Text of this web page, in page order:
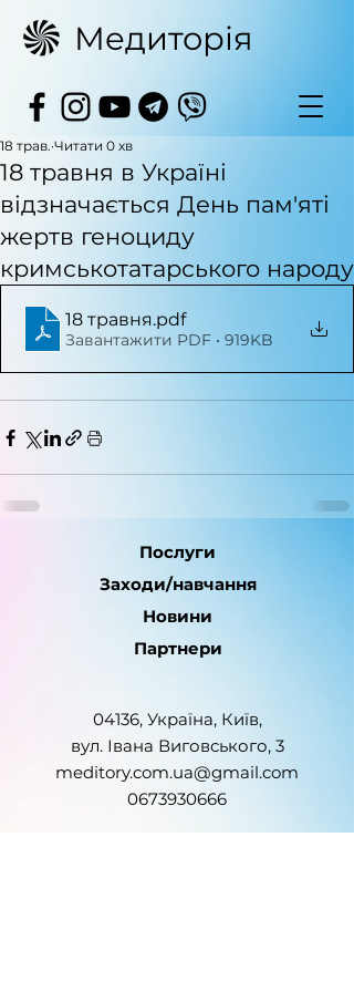
Медиторія
18 травня в Україні
відзначається День пам'яті
жертв геноциду
кримськотатарського народу
18 трав. Читати 0 хв
18 травня.pdf
Завантажити PDF • 919KB
Послуги
Заходи/навчання
Новини
Партнери
04136, Україна, Київ,
вул. Івана Виговського, 3
meditory.com.ua@gmail.com
0673930666